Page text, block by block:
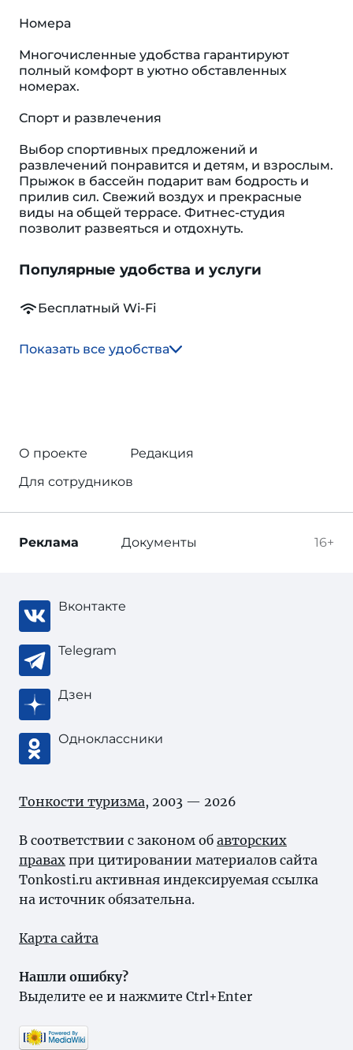
Номера
Многочисленные удобства гарантируют
полный комфорт в уютно обставленных
номерах.
Спорт и развлечения
Выбор спортивных предложений и
развлечений понравится и детям, и взрослым.
Прыжок в бассейн подарит вам бодрость и
прилив сил. Свежий воздух и прекрасные
виды на общей террасе. Фитнес-студия
позволит развеяться и отдохнуть.
Популярные удобства и услуги
Бесплатный Wi-Fi
Показать все удобства
О проекте
Редакция
Для сотрудников
16+
Реклама Документы
Вконтакте
Telegram
Дзен
Одноклассники
Тонкости туризма, 2003 — 2026
В соответствии с законом об авторских
правах при цитировании материалов сайта
Tonkosti.ru активная индексируемая ссылка
на источник обязательна.
Карта сайта
Нашли ошибку?
Выделите ее и нажмите Ctrl+Enter